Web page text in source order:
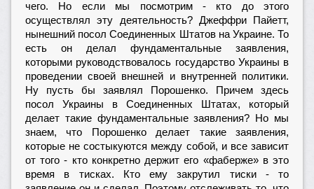
чего. Но если мы посмотрим - кто до этого
осуществлял эту деятельность? Джеффри Пайетт,
нынешний посол Соединенных Штатов на Украине. То
есть он делал фундаментальные заявления,
которыми руководствовалось государство Украины в
проведении своей внешней и внутренней политики.
Ну пусть бы заявлял Порошенко. Причем здесь
посол Украины в Соединенных Штатах, который
делает такие фундаментальные заявления? Но мы
знаем, что Порошенко делает такие заявления,
которые не состыкуются между собой, и все зависит
от того - кто конкретно держит его «фаберже» в это
время в тисках. Кто ему закрутил тиски - то